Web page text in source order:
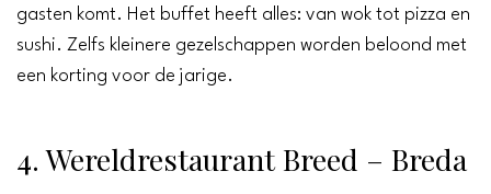
gasten komt. Het buffet heeft alles: van wok tot pizza en
sushi. Zelfs kleinere gezelschappen worden beloond met
een korting voor de jarige.
4. Wereldrestaurant Breed – Breda